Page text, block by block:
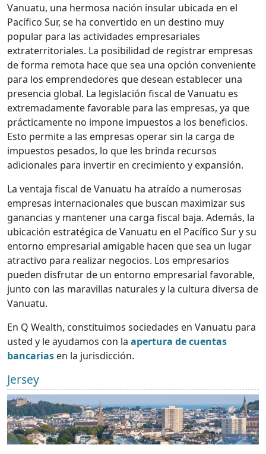
Vanuatu, una hermosa nación insular ubicada en el
Pacífico Sur, se ha convertido en un destino muy
popular para las actividades empresariales
extraterritoriales. La posibilidad de registrar empresas
de forma remota hace que sea una opción conveniente
para los emprendedores que desean establecer una
presencia global. La legislación fiscal de Vanuatu es
extremadamente favorable para las empresas, ya que
prácticamente no impone impuestos a los beneficios.
Esto permite a las empresas operar sin la carga de
impuestos pesados, lo que les brinda recursos
adicionales para invertir en crecimiento y expansión.
La ventaja fiscal de Vanuatu ha atraído a numerosas
empresas internacionales que buscan maximizar sus
ganancias y mantener una carga fiscal baja. Además, la
ubicación estratégica de Vanuatu en el Pacífico Sur y su
entorno empresarial amigable hacen que sea un lugar
atractivo para realizar negocios. Los empresarios
pueden disfrutar de un entorno empresarial favorable,
junto con las maravillas naturales y la cultura diversa de
Vanuatu.
En Q Wealth, constituimos sociedades en Vanuatu para
usted y le ayudamos con la apertura de cuentas
bancarias en la jurisdicción.
Jersey